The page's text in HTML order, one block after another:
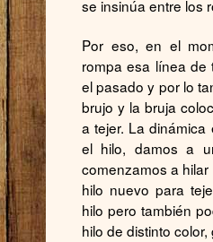
se insinúa entre los
Por eso, en el
rompa esa línea de
el pasado y por lo
brujo y la bruja
a tejer. La
el hilo, damos a
comenzamos a
hilo nuevo para
hilo pero también
hilo de distinto